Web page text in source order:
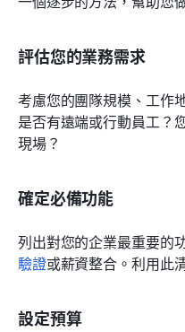
評估您的業務需求
考慮您的團隊規模、工作
是否有遠端或行動員工？
現場？
確定必備功能
列出對您的企業最重要的
驗證或薪資整合。利用此
設定預算